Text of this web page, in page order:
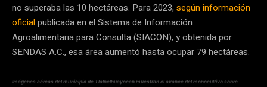
no superaba las 10 hectáreas. Para 2023, según información
oficialpublicada en el Sistema de Información
Agroalimentaria para Consulta (SIACON), y obtenida por
SENDAS A.C., esa área aumentó hasta ocupar 79 hectáreas.
Imágenes aéreas del municipio de Tlalnelhuayocan muestran el avance del monocultivo sobre